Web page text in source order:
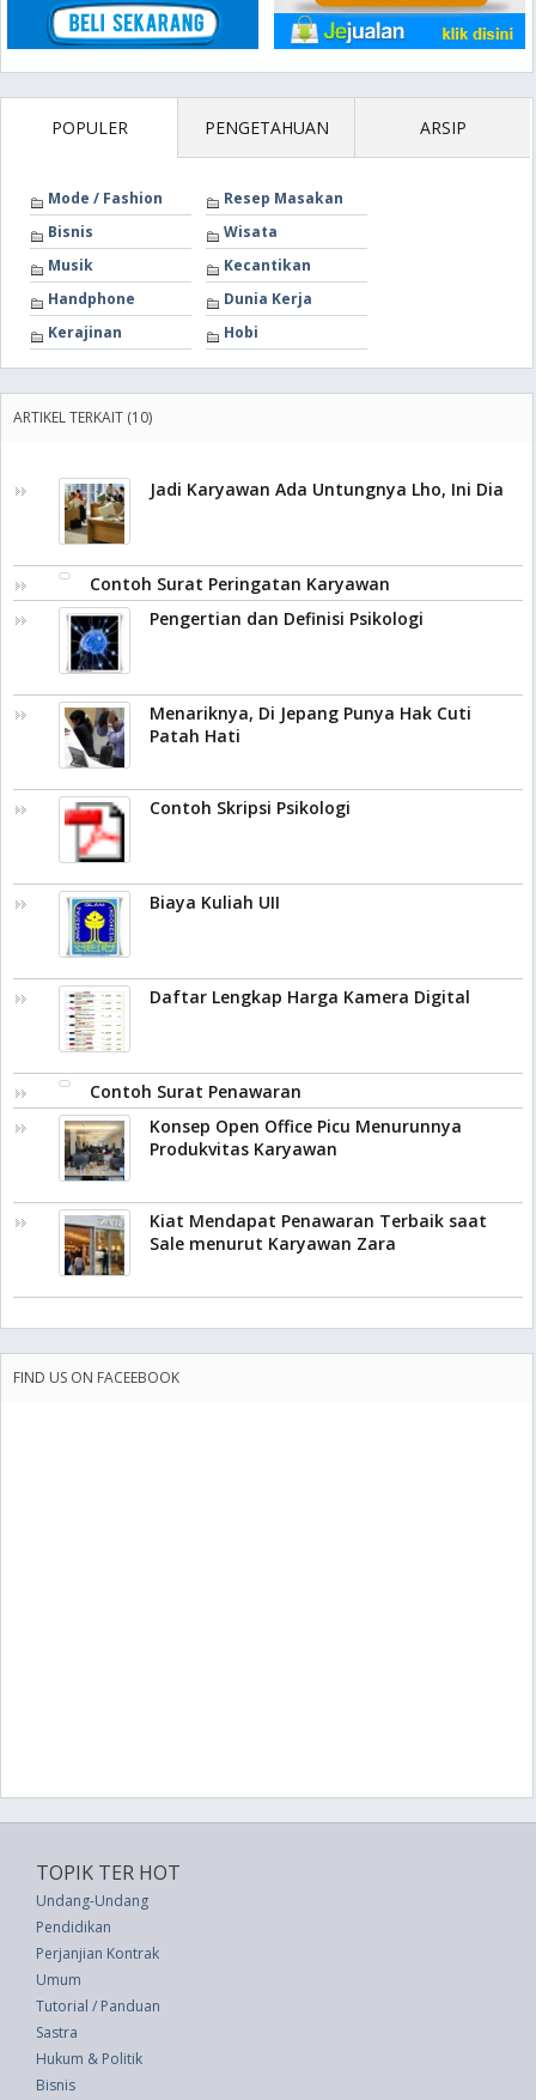
POPULER PENGETAHUAN ARSIP
Mode / Fashion
Resep Masakan
Bisnis
Wisata
Musik
Kecantikan
Handphone
Dunia Kerja
Kerajinan
Hobi
ARTIKEL TERKAIT (10)
Jadi Karyawan Ada Untungnya Lho, Ini Dia
Contoh Surat Peringatan Karyawan
Pengertian dan Definisi Psikologi
Menariknya, Di Jepang Punya Hak Cuti
Patah Hati
Contoh Skripsi Psikologi
Biaya Kuliah UII
Daftar Lengkap Harga Kamera Digital
Contoh Surat Penawaran
Konsep Open Office Picu Menurunnya
Produkvitas Karyawan
Kiat Mendapat Penawaran Terbaik saat
Sale menurut Karyawan Zara
FIND US ON FACEEBOOK
TOPIK TER HOT
Undang-Undang
Pendidikan
Perjanjian Kontrak
Umum
Tutorial / Panduan
Sastra
Hukum & Politik
Bisnis